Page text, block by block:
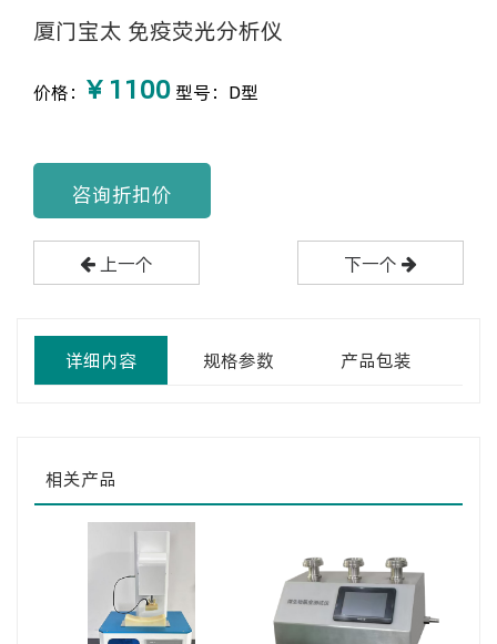
厦门宝太 免疫荧光分析仪
价格： ¥ 1100 型号：D型
咨询折扣价
上一个 下一个
详细内容 规格参数 产品包装
相关产品